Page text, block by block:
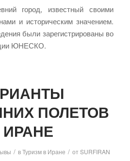
город, известный своими
и историческим значением.
были зарегистрированы во
ЮНЕСКО.
ПОЛЕТОВ
ИРАНЕ
/ вТуризм в Иране / отSURFIRAN